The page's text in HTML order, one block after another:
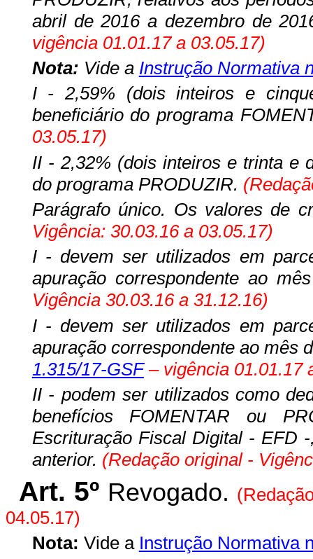
abril de 2016 a dezembro de
vigência 01.01.17 a 03.05.17)
Nota: Vide a Instrução Normativa
I - 2,59% (dois inteiros e
beneficiário do programa
03.05.17)
II - 2,32% (dois inteiros e trinta e
do programa PRODUZIR.
Parágrafo único. Os valores de
Vigência: 30.03.16 a 03.05.17)
I - devem ser utilizados em
apuração correspondente ao
Vigência 30.03.16 a 31.12.16)
I - devem ser utilizados em
apuração correspondente ao mês
1.315/17-GSF– vigência 01.01.17
II - podem ser utilizados como
benefícios FOMENTAR ou
Escrituração Fiscal Digital - EFD
anterior. (Redação original -
Art. 5º Revogado.
04.05.17)
Nota: Vide a Instrução Normativa